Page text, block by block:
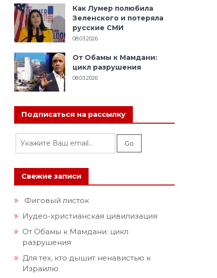
Как Лумер полюбила
Зеленского и потеряла
русские СМИ
08.03.2026
От Обамы к Мамдани:
цикл разрушения
08.03.2026
Подписаться на рассылку
Свежие записи
Фиговый листок
Иудео-христианская цивилизация
От Обамы к Мамдани: цикл
разрушения
Для тех, кто дышит ненавистью к
Израилю